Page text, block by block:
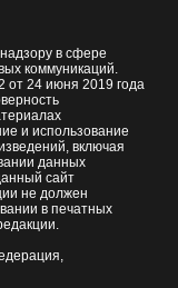
в сфере
коммуникаций.
24 июня 2019 года
и использование
включая
данных
сайт
не должен
в печатных